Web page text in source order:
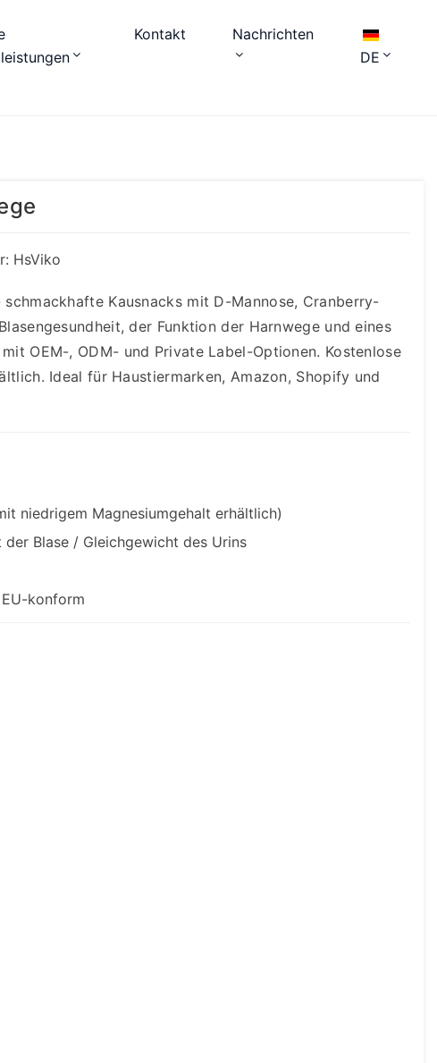
Kontakt
Nachrichten
DE
HsViko
Kausnacks mit D-Mannose, Cranberry-
der Funktion der Harnwege und eines
OEM-, ODM- und Private Label-Optionen. Kostenlose
Ideal für Haustiermarken, Amazon, Shopify und
niedrigem Magnesiumgehalt erhältlich)
Blase / Gleichgewicht des Urins
konform